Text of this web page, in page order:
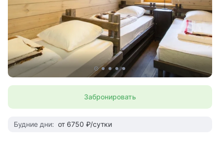
Забронировать
Будние дни: от 6750 ₽/сутки